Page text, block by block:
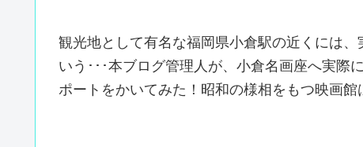
観光地として有名な福岡県小倉駅の近くには
いう･･･本ブログ管理人が、小倉名画座へ実際
ポートをかいてみた！昭和の様相をもつ映画